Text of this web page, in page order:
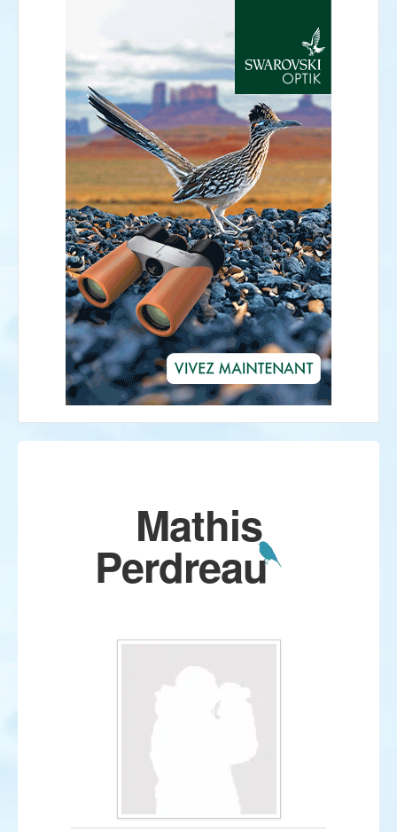
Mathis
Perdreau